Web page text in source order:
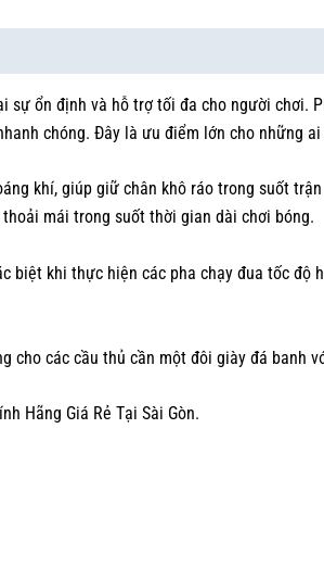
sự ổn định và hỗ trợ tối đa cho người chơi.
chóng. Đây là ưu điểm lớn cho những
khí, giúp giữ chân khô ráo trong suốt
mái trong suốt thời gian dài chơi bóng.
biệt khi thực hiện các pha chạy đua tốc
cho các cầu thủ cần một đôi giày đá banh
Hãng Giá Rẻ Tại Sài Gòn.